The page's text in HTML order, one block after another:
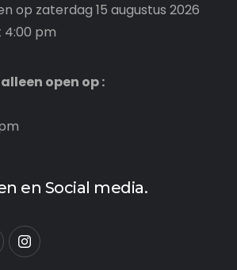
op zaterdag 15 augustus 2026
4:00 pm
open op :
en Social media.